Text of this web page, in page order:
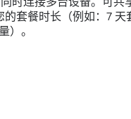
时连接多台设备。可共
的套餐时长（例如：7 天
）。